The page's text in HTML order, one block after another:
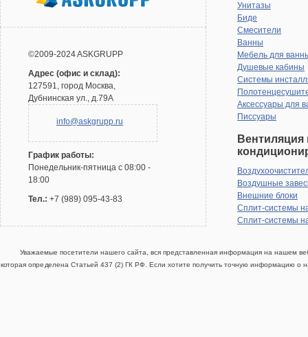
©2009-2024 ASKGRUPP
Адрес (офис и склад):
127591, город Москва,
Дубнинская ул., д.79А
info@askgrupp.ru
График работы:
Понедельник-пятница с 08:00 -
18:00
Тел.: +7 (989) 095-43-83
Унитазы
Биде
Смесители
Ванны
Мебель для
Душевые кабины
Системы
Аксессуары для
Писсуары
Вентиляция
Воздушные
Внешние блоки
Сплит-системы
Сплит-системы
Уважаемые посетители нашего сайта, вся представленная информация на нашем
которая определена Статьей 437 (2) ГК РФ. Если хотите получить точную информацию о